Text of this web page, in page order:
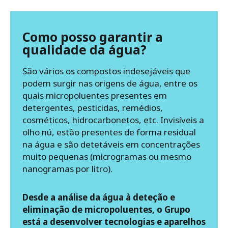
Como posso garantir a
qualidade da água?
São vários os compostos indesejáveis que
podem surgir nas origens de água, entre os
quais micropoluentes presentes em
detergentes, pesticidas, remédios,
cosméticos, hidrocarbonetos, etc. Invisíveis a
olho nú, estão presentes de forma residual
na água e são detetáveis em concentrações
muito pequenas (microgramas ou mesmo
nanogramas por litro).
Desde a análise da água à deteção e
eliminação de micropoluentes, o Grupo
está a desenvolver tecnologias e aparelhos